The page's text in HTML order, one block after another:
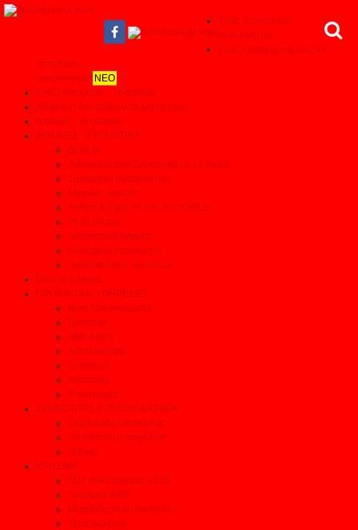
Τιμές Καινούριων
αυτοκινήτων
Τιμές Leasing για όλες τις
κατηγορίες
αυτοκινήτων ΝΕΟ
Test Συνεργείων - Το θαύμα!
Αξίζουν ή δεν αξίζουν τα λεφτά τους
Απόψεις - Αναλύσεις
ΔΟΚΙΜΕΣ - ΣΥΓΚΡΙΤΙΚΑ
Δοκιμές
Αποκαλυπτικά Συγκριτικά σε 11 τομείς
Συγκριτικά αυτοκινήτων
Μεγάλες δοκιμές
Αρθρα & Ερευνες της AUTOBILD
Τα καλύτερα
Αγοραστικά θέματα
Ηλεκτρικά αυτοκίνητα
Παρουσιάσεις Μοντέλων
Όλες οι ειδήσεις
ΠΡΟΙΟΝΤΑ & ΥΠΗΡΕΣΙΕΣ
Βρες Επαγγελματία
Ελαστικά
After sales
Ανταλλακτικά
Συνεργεία
Αξεσουάρ
Φανοποιεία
ΣΥΜΒΟΥΛΕΣ & ΤΕΧΝΙΚΑ ΑΡΘΡΑ
Συμβουλές οικονομίας
Οδηγείστε με ασφάλεια
Τεχνικά
ΧΡΗΣΙΜΑ
Τέλη κυκλοφορίας 2026
Τεκμήρια 2026
Μεταβίβαση αυτοκινήτου
Τιμές Διοδίων